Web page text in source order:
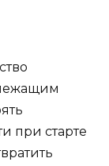
при старте